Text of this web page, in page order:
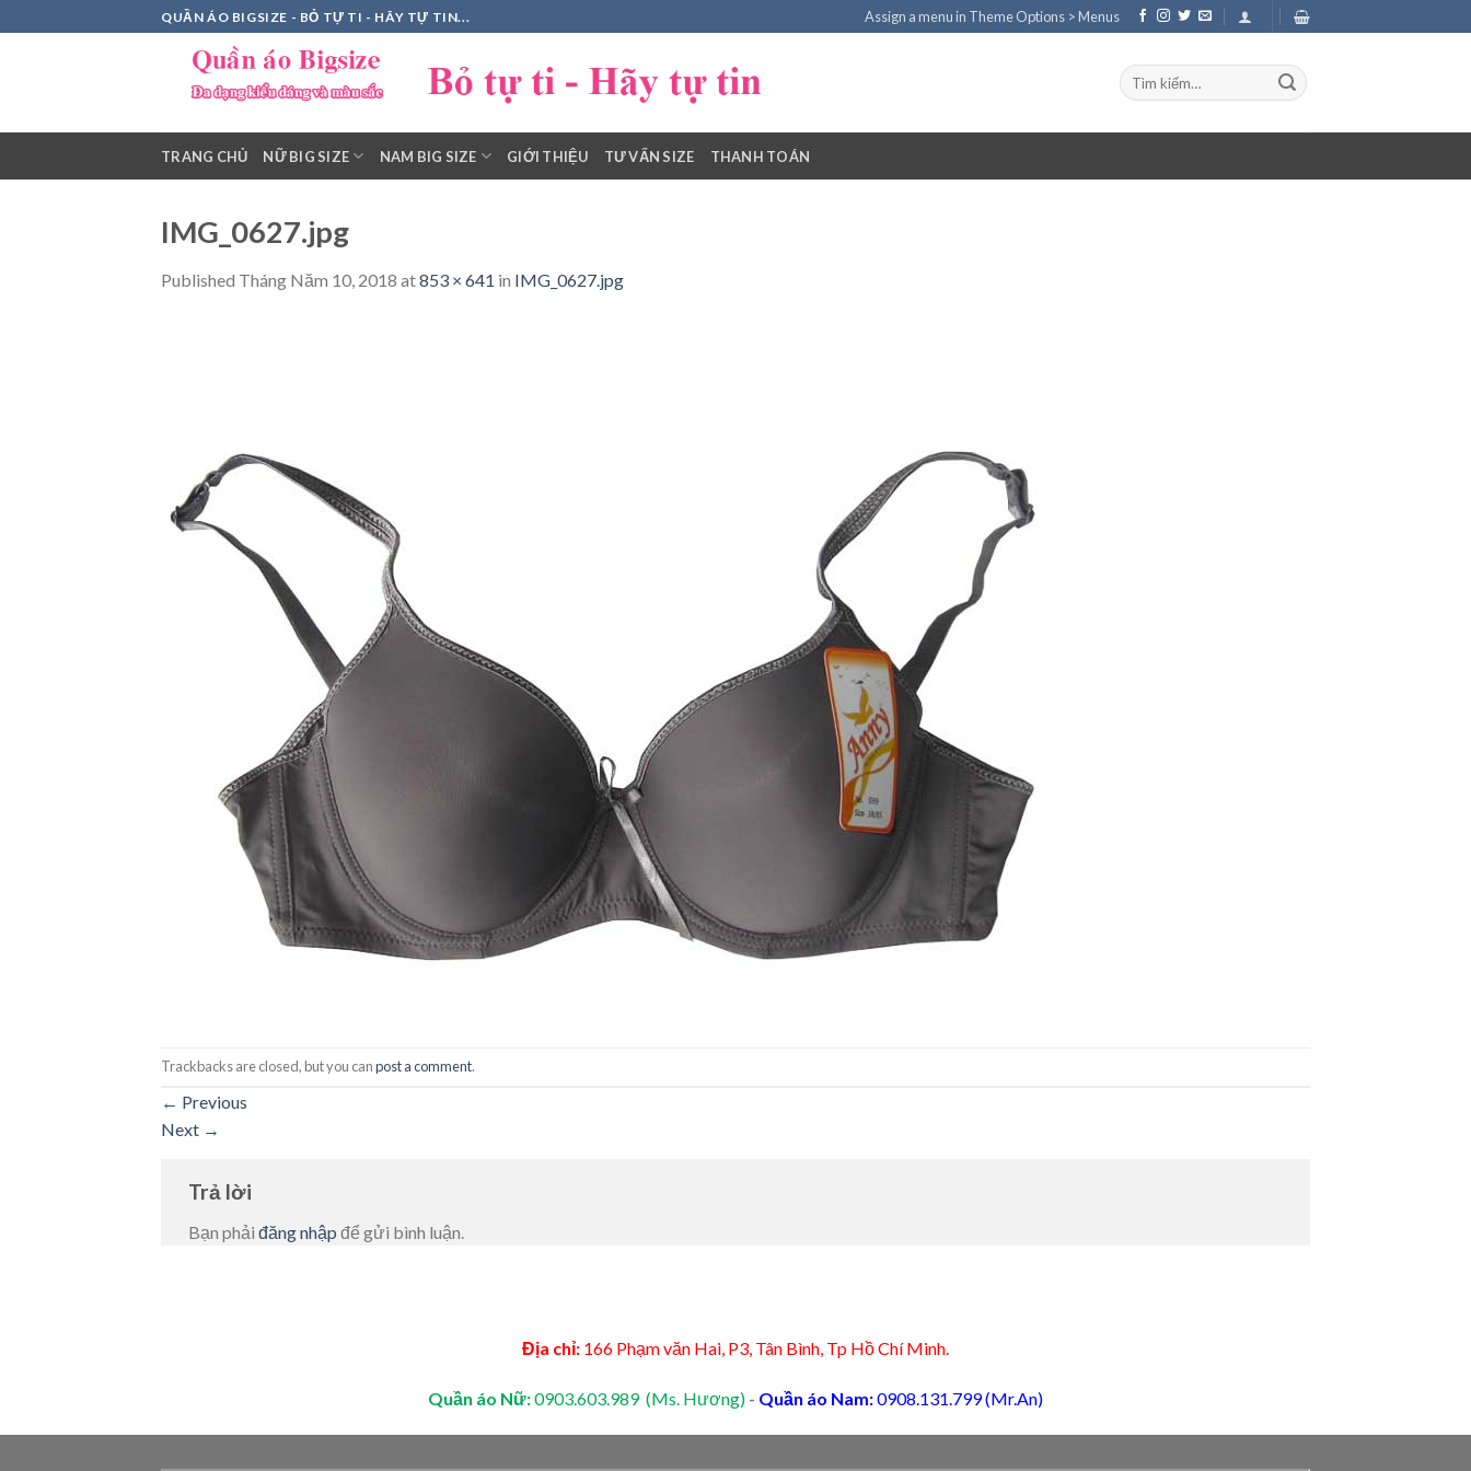
to
QUẦN ÁO BIGSIZE - BỎ TỰ TI - HÃY TỰ TIN... Assign a menu in Theme Options > Menus
Tìm
kiếm:
TRANG CHỦ NỮ BIG SIZE NAM BIG SIZE GIỚI THIỆU TƯ VẤN SIZE THANH TOÁN
IMG_0627.jpg
Published Tháng Năm 10, 2018 at853 × 641 in IMG_0627.jpg
Trackbacks are closed, but you canpost a comment.
← Previous
Next →
Trả lời
Bạn phải đăng nhập để gửi bình luận.
Địa chỉ: 166 Phạm văn Hai, P3, Tân Bình, Tp Hồ Chí Minh.
Quần áo Nữ:0903.603.989 (Ms. Hương) - Quần áo Nam:0908.131.799 (Mr.An)